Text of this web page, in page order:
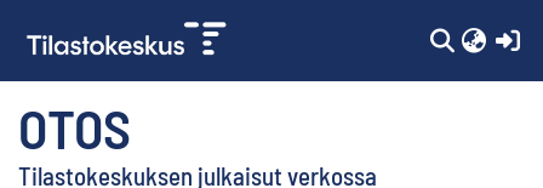
OTOS
Tilastokeskuksen julkaisut verkossa